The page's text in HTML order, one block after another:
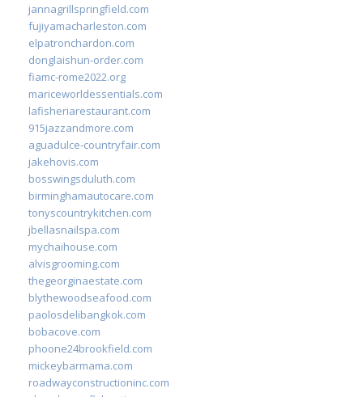
jannagrillspringfield.com
fujiyamacharleston.com
elpatronchardon.com
donglaishun-order.com
fiamc-rome2022.org
mariceworldessentials.com
lafisheriarestaurant.com
915jazzandmore.com
aguadulce-countryfair.com
jakehovis.com
bosswingsduluth.com
birminghamautocare.com
tonyscountrykitchen.com
jbellasnailspa.com
mychaihouse.com
alvisgrooming.com
thegeorginaestate.com
blythewoodseafood.com
paolosdelibangkok.com
bobacove.com
phoone24brookfield.com
mickeybarmama.com
roadwayconstructioninc.com